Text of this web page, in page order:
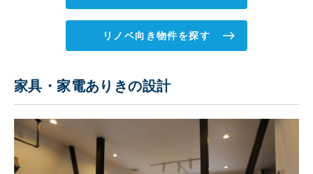
リノベ向き物件を探す
家具・家電ありきの設計